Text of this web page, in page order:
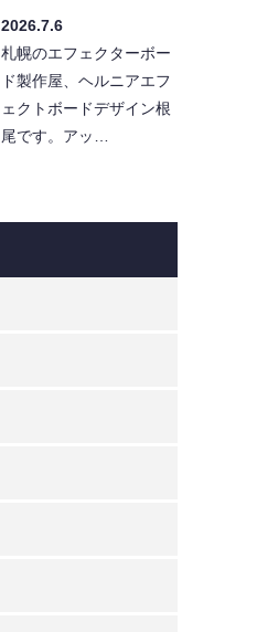
2026.7.6
札幌のエフェクターボー
ド製作屋、ヘルニアエフ
ェクトボードデザイン根
尾です。アッ…